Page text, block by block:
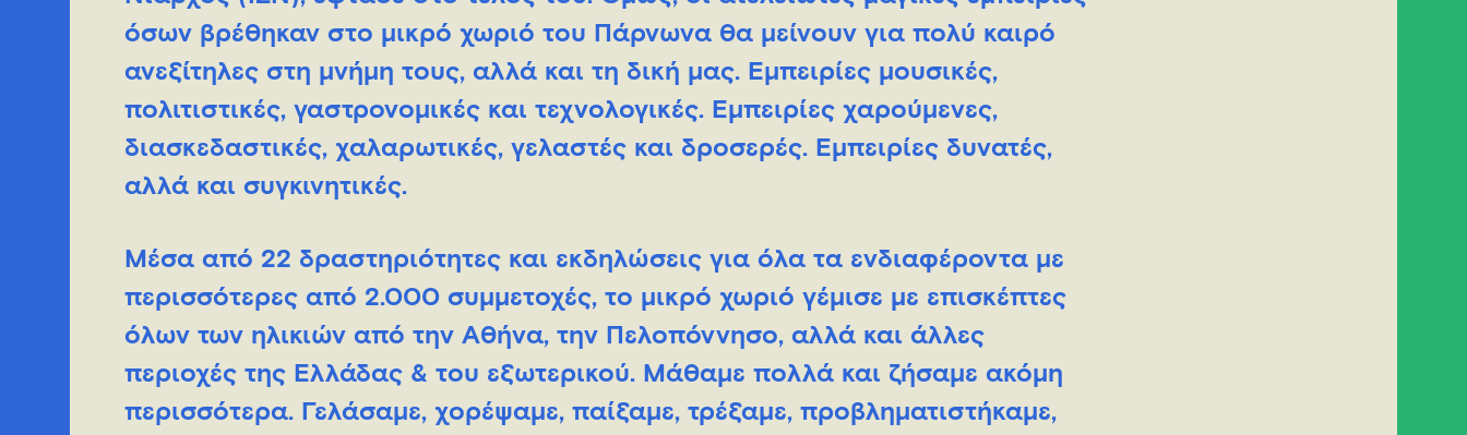
όσων βρέθηκαν στο μικρό χωριό του Πάρνωνα θα μείνουν για πολύ καιρό
ανεξίτηλες στη μνήμη τους, αλλά και τη δική μας. Εμπειρίες μουσικές,
πολιτιστικές, γαστρονομικές και τεχνολογικές. Εμπειρίες χαρούμενες,
διασκεδαστικές, χαλαρωτικές, γελαστές και δροσερές. Εμπειρίες δυνατές,
αλλά και συγκινητικές.
Μέσα από 22 δραστηριότητες και εκδηλώσεις για όλα τα ενδιαφέροντα με
περισσότερες από 2.000 συμμετοχές, το μικρό χωριό γέμισε με επισκέπτες
όλων των ηλικιών από την Αθήνα, την Πελοπόννησο, αλλά και άλλες
περιοχές της Ελλάδας & του εξωτερικού. Μάθαμε πολλά και ζήσαμε ακόμη
περισσότερα. Γελάσαμε, χορέψαμε, παίξαμε, τρέξαμε, προβληματιστήκαμε,